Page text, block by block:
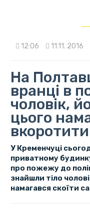
12:06 11.11. 2016
На
вранці в
чоловік,
цього
вкоротити
У Кременчуці
приватному
про пожежу до
знайшли тіло
намагався скоїти